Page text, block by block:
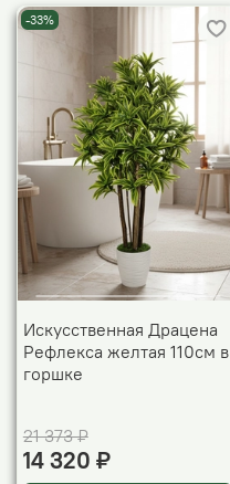
-33%
Искусственная Драцена
Рефлекса желтая 110см в
горшке
21 373 ₽
14 320 ₽